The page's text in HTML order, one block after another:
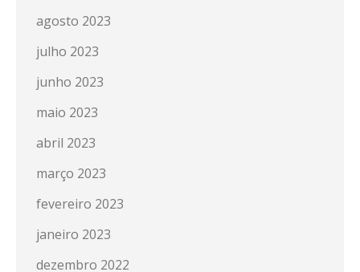
agosto 2023
julho 2023
junho 2023
maio 2023
abril 2023
março 2023
fevereiro 2023
janeiro 2023
dezembro 2022